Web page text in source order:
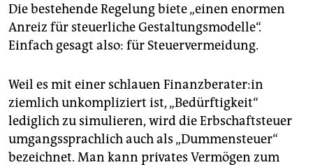
Die bestehende Regelung biete „einen enormen
Anreiz für steuerliche Gestaltungsmodelle“.
Einfach gesagt also: für Steuervermeidung.
Weil es mit einer schlauen Fi­nanz­be­ra­te­r:in
ziemlich unkompliziert ist, „Bedürftigkeit“
lediglich zu simulieren, wird die Erbschaftsteuer
umgangssprachlich auch als „Dummensteuer“
bezeichnet. Man kann privates Vermögen zum